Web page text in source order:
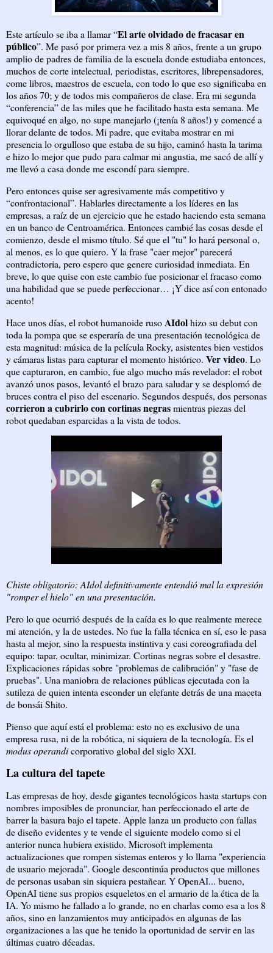
Este artículo se iba a llamar “El arte olvidado de fracasar en
público”. Me pasó por primera vez a mis 8 años, frente a un grupo
amplio de padres de familia de la escuela donde estudiaba entonces,
muchos de corte intelectual, periodistas, escritores, librepensadores,
come libros, maestros de escuela, con todo lo que eso significaba en
los años 70; y de todos mis compañeros de clase. Era mi segunda
“conferencia” de las miles que he facilitado hasta esta semana. Me
equivoqué en algo, no supe manejarlo (¡tenía 8 años!) y comencé a
llorar delante de todos. Mi padre, que evitaba mostrar en mi
presencia lo orgulloso que estaba de su hijo, caminó hasta la tarima
e hizo lo mejor que pudo para calmar mi angustia, me sacó de allí y
me llevó a casa donde me escondí para siempre.
Pero entonces quise ser agresivamente más competitivo y
“confrontacional”. Hablarles directamente a los líderes en las
empresas, a raíz de un ejercicio que he estado haciendo esta semana
en un banco de Centroamérica. Entonces cambié las cosas desde el
comienzo, desde el mismo título. Sé que el "tu" lo hará personal o,
al menos, es lo que quiero. Y la frase "caer mejor" parecerá
contradictoria, pero espero que genere curiosidad inmediata. En
breve, lo que quise con este cambio fue posicionar el fracaso como
una habilidad que se puede perfeccionar… ¡Y dice así con entonado
acento!
Hace unos días, el robot humanoide rusoAIdolhizo su debut con
toda la pompa que se esperaría de una presentación tecnológica de
esta magnitud: música de la película Rocky, asistentes bien vestidos
y cámaras listas para capturar el momento histórico. Ver video. Lo
que capturaron, en cambio, fue algo mucho más revelador: el robot
avanzó unos pasos, levantó el brazo para saludar y se desplomó de
bruces contra el piso del escenario. Segundos después, dos personas
corrieron a cubrirlo con cortinas negrasmientras piezas del
robot quedaban esparcidas a la vista de todos.
Chiste obligatorio: AIdol definitivamente entendió mal la expresión
"romper el hielo" en una presentación.
Pero lo que ocurrió después de la caída es lo que realmente merece
mi atención, y la de ustedes. No fue la falla técnica en sí, eso le pasa
hasta al mejor, sino la respuesta instintiva y casi coreografiada del
equipo: tapar, ocultar, minimizar. Cortinas negras sobre el desastre.
Explicaciones rápidas sobre "problemas de calibración" y "fase de
pruebas". Una maniobra de relaciones públicas ejecutada con la
sutileza de quien intenta esconder un elefante detrás de una maceta
de bonsái Shito.
Pienso que aquí está el problema: esto no es exclusivo de una
empresa rusa, ni de la robótica, ni siquiera de la tecnología. Es el
modus operandicorporativo global del siglo XXI.
La cultura del tapete
Las empresas de hoy, desde gigantes tecnológicos hasta startups con
nombres imposibles de pronunciar, han perfeccionado el arte de
barrer la basura bajo el tapete. Apple lanza un producto con fallas
de diseño evidentes y te vende el siguiente modelo como si el
anterior nunca hubiera existido. Microsoft implementa
actualizaciones que rompen sistemas enteros y lo llama "experiencia
de usuario mejorada". Google descontinúa productos que millones
de personas usaban sin siquiera pestañear. Y OpenAI... bueno,
OpenAI tiene sus propios esqueletos en el armario de la ética de la
IA. Yo mismo he fallado a lo grande, no en charlas como esa a los 8
años, sino en lanzamientos muy anticipados en algunas de las
organizaciones a las que he tenido la oportunidad de servir en las
últimas cuatro décadas.